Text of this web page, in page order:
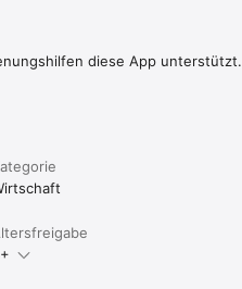
diese App unterstützt.